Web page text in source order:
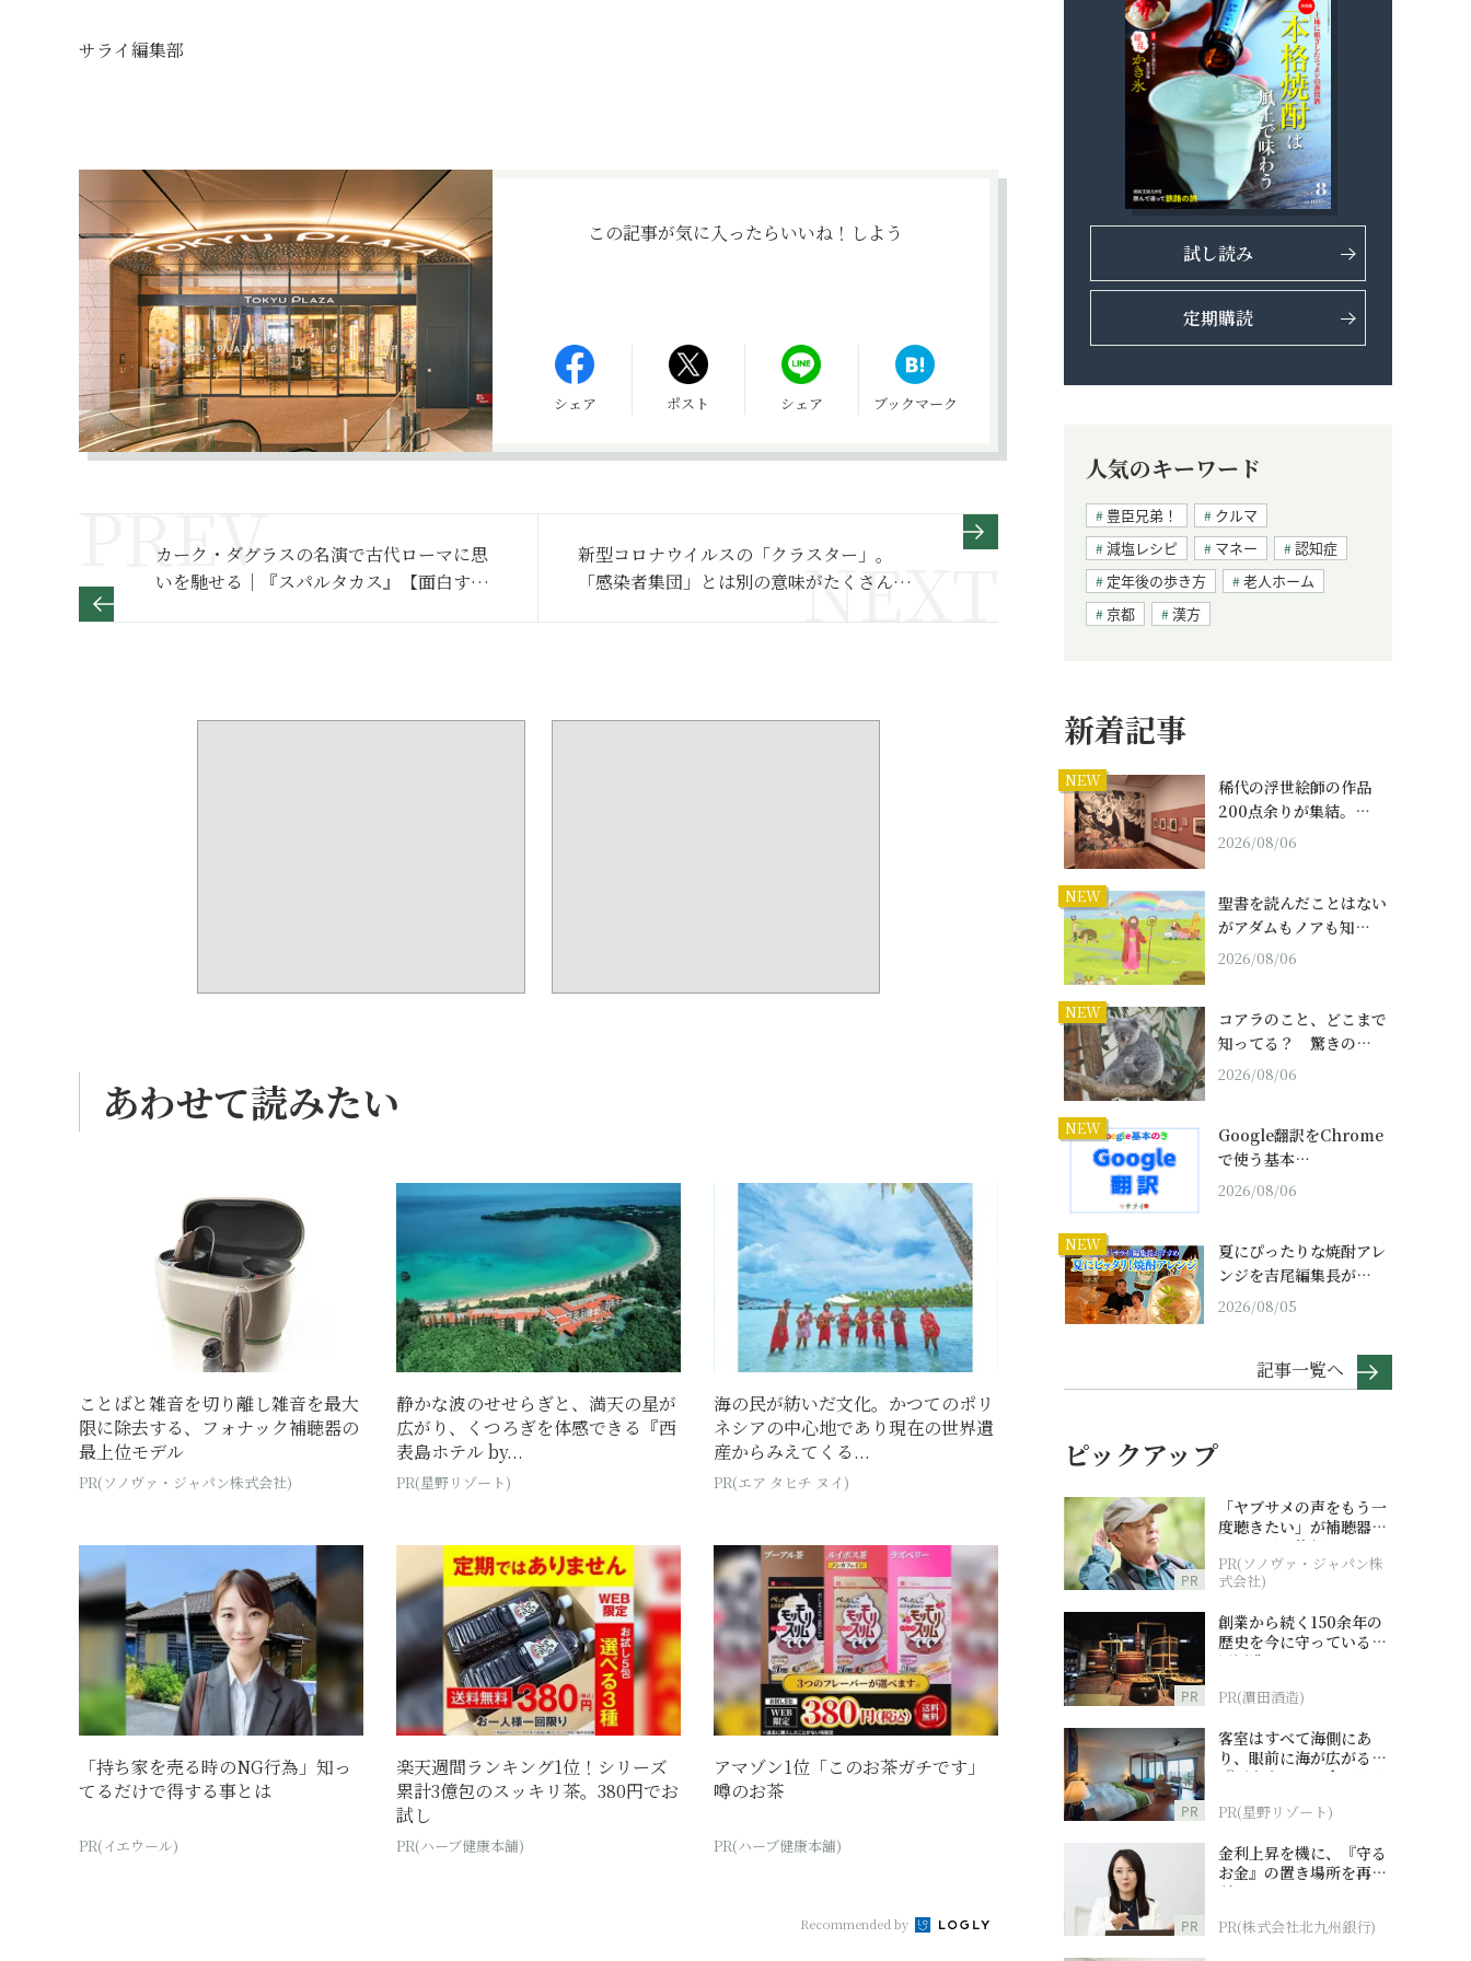
サライ編集部
この記事が気に入ったらいいね！しよう
シェア ポスト シェア ブックマーク
カーク・ダグラスの名演で古代ローマに思
いを馳せる｜『スパルタカス』【面白すぎ
新型コロナウイルスの「クラスター」。
「感染者集団」とは別の意味がたくさんあ
あわせて読みたい
ことばと雑音を切り離し雑音を最大
限に除去する、フォナック補聴器の
最上位モデル
PR(ソノヴァ・ジャパン株式会社)
静かな波のせせらぎと、満天の星が
広がり、くつろぎを体感できる『西
表島ホテル by...
PR(星野リゾート)
海の民が紡いだ文化。かつてのポリ
ネシアの中心地であり現在の世界遺
産からみえてくる...
PR(エア タヒチ ヌイ)
「持ち家を売る時のNG行為」知っ
てるだけで得する事とは
PR(イエウール)
楽天週間ランキング1位！シリーズ
累計3億包のスッキリ茶。380円でお
試し
PR(ハーブ健康本舗)
アマゾン1位「このお茶ガチです」
噂のお茶
PR(ハーブ健康本舗)
Recommended by
試し読み
定期購読
人気のキーワード
豊臣兄弟！
クルマ
減塩レシピ
マネー
認知症
定年後の歩き方
老人ホーム
京都
漢方
新着記事
NEW
稀代の浮世絵師の作品
200点余りが集結。…
2026/08/06
NEW
聖書を読んだことはない
がアダムもノアも知…
2026/08/06
NEW
コアラのこと、どこまで
知ってる？ 驚きの…
2026/08/06
NEW
Google翻訳をChrome
で使う基本…
2026/08/06
NEW
夏にぴったりな焼酎アレ
ンジを吉尾編集長が…
2026/08/05
記事一覧へ
ピックアップ
PR
「ヤブサメの声をもう一
度聴きたい」が補聴器チ
ャレンジの後押しに
PR(ソノヴァ・ジャパン株
式会社)
PR
創業から続く150余年の
歴史を今に守っている濵
田酒造
PR(濵田酒造)
PR
客室はすべて海側にあ
り、眼前に海が広がる
『西表島ホテル by 星野
PR(星野リゾート)
PR
金利上昇を機に、『守る
お金』の置き場所を再検
討
PR(株式会社北九州銀行)